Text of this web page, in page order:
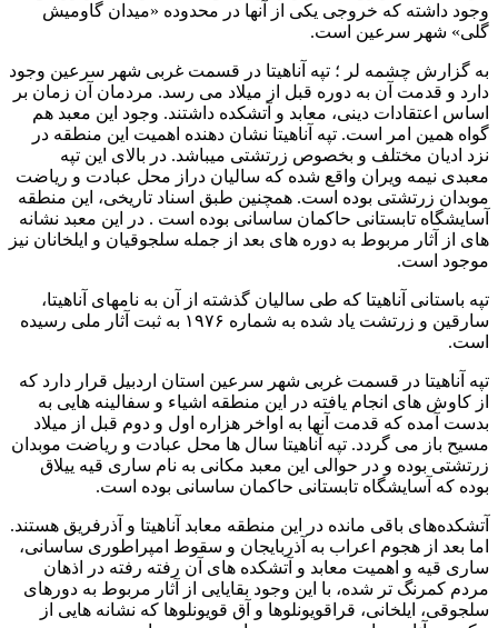
وجود داشته که خروجی یکی از آنها در محدوده «میدان گاومیش
گلی» شهر سرعین است.
به گزارش چشمه لر ؛ تپه آناهیتا در قسمت غربی شهر سرعین وجود
دارد و قدمت آن به دوره قبل از میلاد می رسد. مردمان آن زمان بر
اساس اعتقادات دینی، معابد و آتشکده داشتند. وجود این معبد هم
گواه همین امر است. تپه آناهیتا نشان دهنده اهمیت این منطقه در
نزد ادیان مختلف و بخصوص زرتشتی میباشد. در بالای این تپه
معبدی نیمه ویران واقع شده که سالیان دراز محل عبادت و ریاضت
موبدان زرتشتی بوده است. همچنین طبق اسناد تاریخی، این منطقه
آسایشگاه تابستانی حاکمان ساسانی بوده است . در این معبد نشانه
های از آثار مربوط به دوره های بعد از جمله سلجوقیان و ایلخانان نیز
موجود است.
تپه باستانی آناهیتا که طی سالیان گذشته از آن به نامهای آناهیتا،
سارقین و زرتشت یاد شده به شماره ۱۹۷۶ به ثبت آثار ملی رسیده
است.
تپه آناهیتا در قسمت غربی شهر سرعین استان اردبیل قرار دارد که
از کاوش های انجام یافته در این منطقه اشیاء و سفالینه هایی به
بدست آمده که قدمت آنها به اواخر هزاره اول و دوم قبل از میلاد
مسیح باز می گردد. تپه آناهیتا سال ها محل عبادت و ریاضت موبدان
زرتشتی بوده و در حوالی این معبد مکانی به نام ساری قیه ییلاق
بوده که آسایشگاه تابستانی حاکمان ساسانی بوده است.
آتشکده‌های باقی مانده در این منطقه معابد آناهیتا و آذرفریق هستند.
اما بعد از هجوم اعراب به آذربایجان و سقوط امپراطوری ساسانی،
ساری قیه و اهمیت معابد و آتشکده های آن رفته رفته در اذهان
مردم کمرنگ تر شده، با این وجود بقایایی از آثار مربوط به دورهای
سلجوقی، ایلخانی، قراقویونلوها و آق قویونلوها که نشانه هایی از